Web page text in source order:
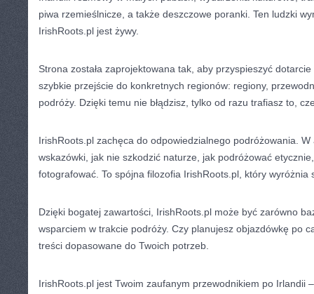
piwa rzemieślnicze, a także deszczowe poranki. Ten ludzki
IrishRoots.pl jest żywy.
Strona została zaprojektowana tak, aby przyspieszyć
szybkie przejście do konkretnych regionów: regiony,
podróży. Dzięki temu nie błądzisz, tylko od razu trafiasz to,
IrishRoots.pl zachęca do odpowiedzialnego podróżowania. W
wskazówki, jak nie szkodzić naturze, jak podróżować
fotografować. To spójna filozofia IrishRoots.pl, który wyróżnia
Dzięki bogatej zawartości, IrishRoots.pl może być zarówno
wsparciem w trakcie podróży. Czy planujesz objazdówkę po
treści dopasowane do Twoich potrzeb.
IrishRoots.pl jest Twoim zaufanym przewodnikiem po Irlandii